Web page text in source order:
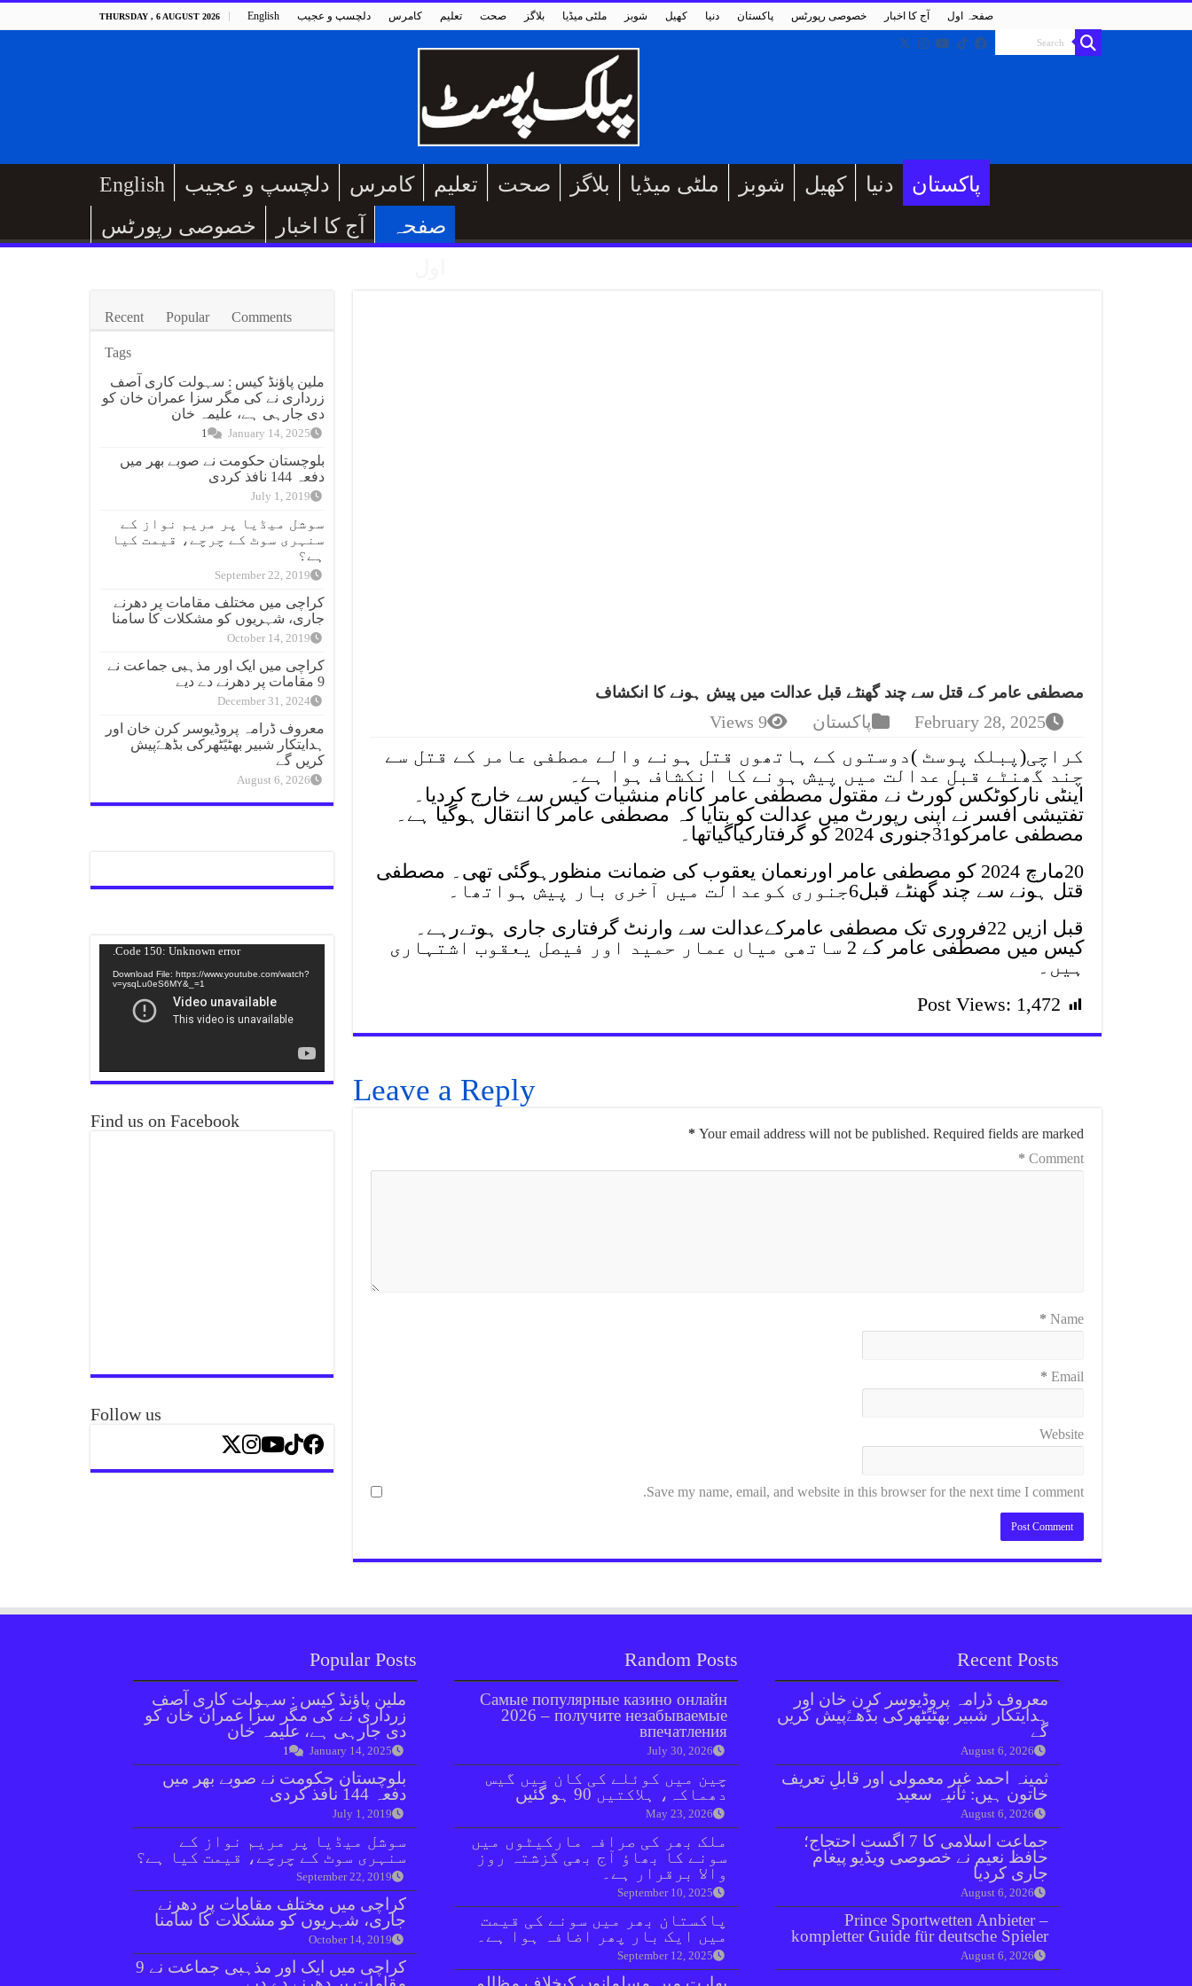
THURSDAY , 6 AUGUST 2026 English دلچسپ و عجیب کامرس تعلیم صحت بلاگز ملٹی میڈیا شوبز کھیل دنیا پاکستان خصوصی رپورٹس آج کا اخبار صفحہ اول
English دلچسپ و عجیب کامرس تعلیم صحت بلاگز ملٹی میڈیا شوبز کھیل دنیا
پاکستان
خصوصی رپورٹس
آج کا اخبار
صفحہ
مصطفی عامر کے قتل سے چند گھنٹے قبل عدالت میں پیش ہونے کا انکشاف
February 28, 2025 پاکستان 9 Views
کراچی(پبلک پوسٹ )دوستوں کے ہاتھوں قتل ہونے والے مصطفی عامر کے قتل سے
چند گھنٹے قبل عدالت میں پیش ہونے کا انکشاف ہوا ہے۔
اینٹی نارکوٹکس کورٹ نے مقتول مصطفی عامر کانام منشیات کیس سے خارج کردیا۔
تفتیشی افسر نے اپنی رپورٹ میں عدالت کو بتایا کہ مصطفی عامر کا انتقال ہوگیا ہے۔
مصطفی عامرکو31جنوری 2024 کو گرفتارکیاگیاتھا۔
20مارچ 2024 کو مصطفی عامر اورنعمان یعقوب کی ضمانت منظورہوگئی تھی۔ مصطفی
قتل ہونے سے چند گھنٹے قبل6جنوری کوعدالت میں آخری بار پیش ہواتھا۔
قبل ازیں 22فروری تک مصطفی عامرکےعدالت سے وارنٹ گرفتاری جاری ہوتےرہے۔
کیس میں مصطفی عامر کے 2 ساتھی میاں عمار حمید اور فیصل یعقوب اشتہاری
ہیں۔
Post Views: 1,472
Leave a Reply
Your email address will not be published. Required fields are marked
*
Comment
*
Name
*
Email
*
Website
Save my name, email, and website in this browser for the next time I comment.
Recent Popular Comments
Tags
ملین پاؤنڈ کیس : سہولت کاری آصف
زرداری نے کی مگر سزا عمران خان کو
دی جارہی ہے، علیمہ خان
January 14, 2025
1
بلوچستان حکومت نے صوبے بھر میں
دفعہ 144 نافذ کردی
July 1, 2019
سوشل میڈیا پر مریم نواز کے
سنہری سوٹ کے چرچے، قیمت کیا
ہے؟
September 22, 2019
کراچی میں مختلف مقامات پر دھرنے
جاری، شہریوں کو مشکلات کا سامنا
October 14, 2019
کراچی میں ایک اور مذہبی جماعت نے
9 مقامات پر دھرنے دے دیے
December 31, 2024
معروف ڈرامہ پروڈیوسر کرن خان اور
ہدایتکار شبیر بھٹیًٹھرکی بڈھےًپیش
کریں گے
August 6, 2026
Code 150: Unknown error.
Download File: https://www.youtube.com/watch?
v=ysqLu0eS6MY&_=1
Find us on Facebook
Follow us
Popular Posts
ملین پاؤنڈ کیس : سہولت کاری آصف
زرداری نے کی مگر سزا عمران خان کو
دی جارہی ہے، علیمہ خان
January 14, 2025
1
بلوچستان حکومت نے صوبے بھر میں
دفعہ 144 نافذ کردی
July 1, 2019
سوشل میڈیا پر مریم نواز کے
سنہری سوٹ کے چرچے، قیمت کیا ہے؟
September 22, 2019
کراچی میں مختلف مقامات پر دھرنے
جاری، شہریوں کو مشکلات کا سامنا
October 14, 2019
کراچی میں ایک اور مذہبی جماعت نے 9
Random Posts
Самые популярные казино онлайн
2026 – получите незабываемые
впечатления
July 30, 2026
چین میں کوئلے کی کان میں گیس
دھماکہ، ہلاکتیں 90 ہو گئیں
May 23, 2026
ملک بھر کی صرافہ مارکیٹوں میں
سونے کا بھاؤ آج بھی گزشتہ روز
والا برقرار ہے۔
September 10, 2025
پاکستان بھر میں سونے کی قیمت
میں ایک بار پھر اضافہ ہوا ہے۔
September 12, 2025
Recent Posts
معروف ڈرامہ پروڈیوسر کرن خان اور
ہدایتکار شبیر بھٹیًٹھرکی بڈھےًپیش کریں
گے
August 6, 2026
ثمینہ احمد غیر معمولی اور قابلِ تعریف
خاتون ہیں: ثانیہ سعید
August 6, 2026
جماعت اسلامی کا 7 اگست احتجاج؛
حافظ نعیم نے خصوصی ویڈیو پیغام
جاری کردیا
August 6, 2026
Prince Sportwetten Anbieter –
kompletter Guide für deutsche Spieler
August 6, 2026